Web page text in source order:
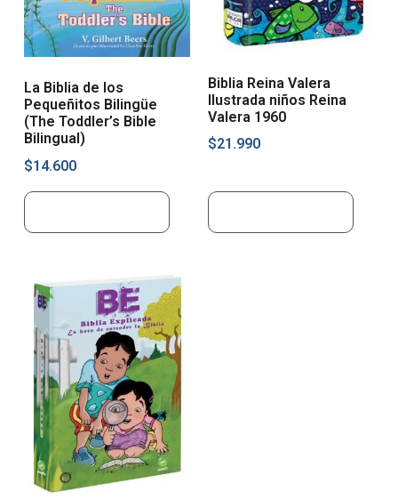
La Biblia de los
Pequeñitos Bilingüe
(The Toddler’s Bible
Bilingual)
$14.600
Biblia Reina Valera
Ilustrada niños Reina
Valera 1960
$21.990